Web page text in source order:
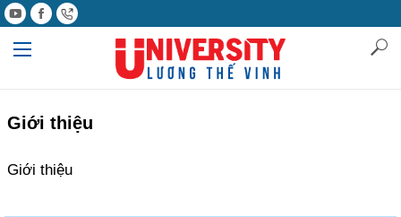
Giới thiệu
Giới thiệu